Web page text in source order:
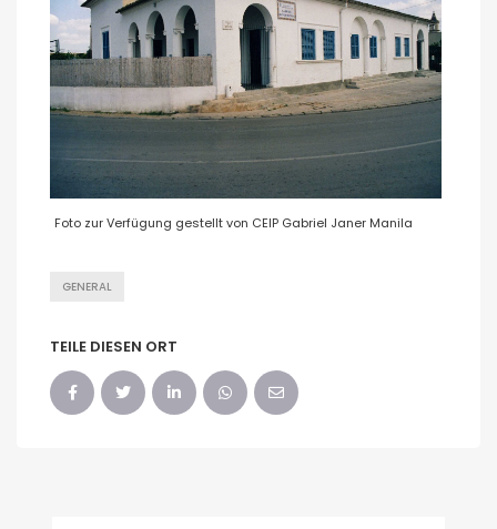
Foto zur Verfügung gestellt von CEIP Gabriel Janer Manila
GENERAL
TEILE DIESEN ORT